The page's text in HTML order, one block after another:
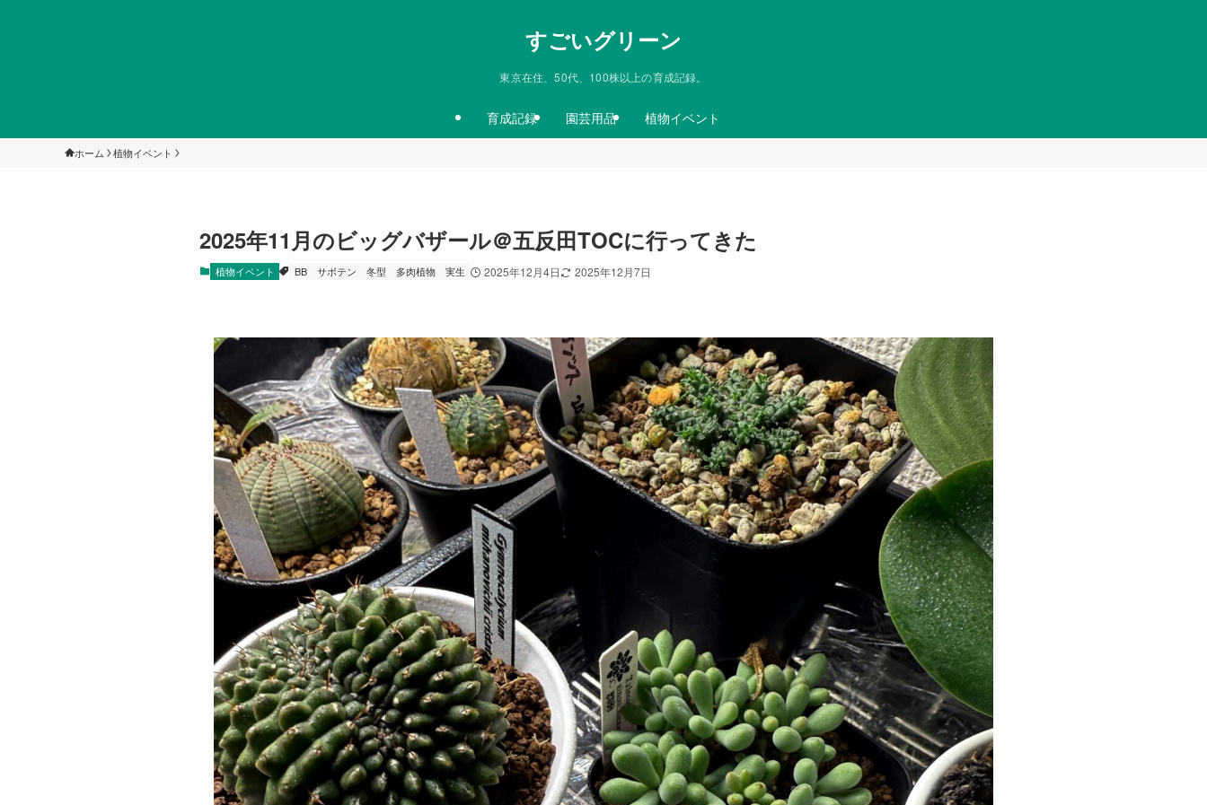
すごいグリーン
東京在住、50代、100株以上の育成記録。
育成記録 園芸用品 植物イベント
ホーム 植物イベント
2025年11月のビッグバザール＠五反田TOCに行ってきた
植物イベント BB サボテン 冬型 多肉植物 実生 2025年12月4日 2025年12月7日